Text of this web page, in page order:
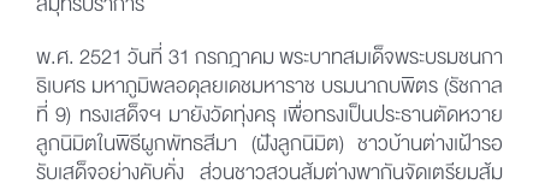
สมุทรปราการ
พ.ศ. 2521 วันที่ 31 กรกฎาคม พระบาทสมเด็จพระบรมชนกา
ธิเบศร มหาภูมิพลอดุลยเดชมหาราช บรมนาถบพิตร (รัชกาล
ที่ 9) ทรงเสด็จฯ มายังวัดทุ่งครุ เพื่อทรงเป็นประธานตัดหวาย
ลูกนิมิตในพิธีผูกพัทธสีมา (ฝังลูกนิมิต) ชาวบ้านต่างเฝ้ารอ
รับเสด็จอย่างคับคั่ง ส่วนชาวสวนส้มต่างพากันจัดเตรียมส้ม